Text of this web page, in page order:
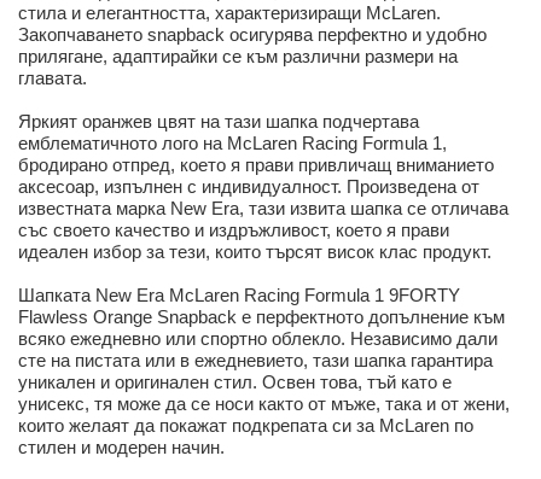
стила и елегантността, характеризиращи McLaren.
Закопчаването snapback осигурява перфектно и удобно
прилягане, адаптирайки се към различни размери на
главата.
Яркият оранжев цвят на тази шапка подчертава
емблематичното лого на McLaren Racing Formula 1,
бродирано отпред, което я прави привличащ вниманието
аксесоар, изпълнен с индивидуалност. Произведена от
известната марка New Era, тази извита шапка се отличава
със своето качество и издръжливост, което я прави
идеален избор за тези, които търсят висок клас продукт.
Шапката New Era McLaren Racing Formula 1 9FORTY
Flawless Orange Snapback е перфектното допълнение към
всяко ежедневно или спортно облекло. Независимо дали
сте на пистата или в ежедневието, тази шапка гарантира
уникален и оригинален стил. Освен това, тъй като е
унисекс, тя може да се носи както от мъже, така и от жени,
които желаят да покажат подкрепата си за McLaren по
стилен и модерен начин.